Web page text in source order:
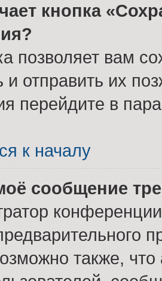
кнопка
позволяет вам
и отправить их
перейдите в
к началу
сообщение
также, что